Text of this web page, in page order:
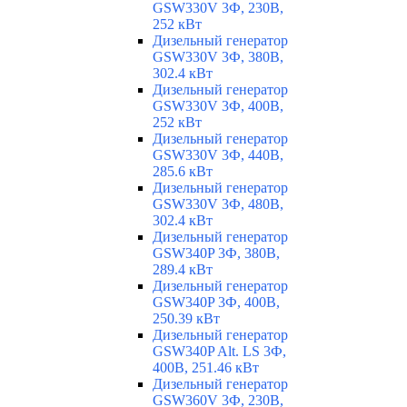
GSW330V 3Ф, 230В,
252 кВт
Дизельный генератор
GSW330V 3Ф, 380В,
302.4 кВт
Дизельный генератор
GSW330V 3Ф, 400В,
252 кВт
Дизельный генератор
GSW330V 3Ф, 440В,
285.6 кВт
Дизельный генератор
GSW330V 3Ф, 480В,
302.4 кВт
Дизельный генератор
GSW340P 3Ф, 380В,
289.4 кВт
Дизельный генератор
GSW340P 3Ф, 400В,
250.39 кВт
Дизельный генератор
GSW340P Alt. LS 3Ф,
400В, 251.46 кВт
Дизельный генератор
GSW360V 3Ф, 230В,